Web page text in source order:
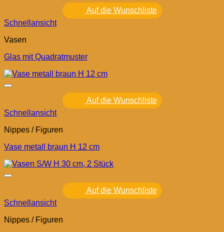
Auf die Wunschliste
Schnellansicht
Vasen
Glas mit Quadratmuster
Auf die Wunschliste
Schnellansicht
Nippes / Figuren
Vase metall braun H 12 cm
Auf die Wunschliste
Schnellansicht
Nippes / Figuren